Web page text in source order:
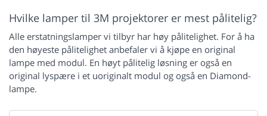
Hvilke lamper til 3M projektorer er mest pålitelig?
Alle erstatningslamper vi tilbyr har høy pålitelighet. For å ha
den høyeste pålitelighet anbefaler vi å kjøpe en original
lampe med modul. En høyt pålitelig løsning er også en
original lyspære i et uoriginalt modul og også en Diamond-
lampe.